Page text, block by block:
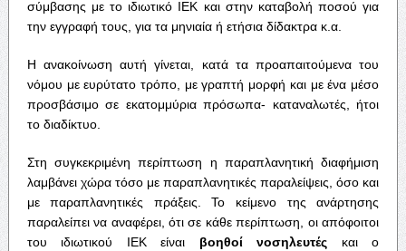
σύμβασης με το ιδιωτικό ΙΕΚ και στην καταβολή ποσού για
την εγγραφή τους, για τα μηνιαία ή ετήσια δίδακτρα κ.α.
Η ανακοίνωση αυτή γίνεται, κατά τα προαπαιτούμενα του
νόμου με ευρύτατο τρόπο, με γραπτή μορφή και με ένα μέσο
προσβάσιμο σε εκατομμύρια πρόσωπα- καταναλωτές, ήτοι
το διαδίκτυο.
Στη συγκεκριμένη περίπτωση η παραπλανητική διαφήμιση
λαμβάνει χώρα τόσο με παραπλανητικές παραλείψεις, όσο και
με παραπλανητικές πράξεις. Το κείμενο της ανάρτησης
παραλείπει να αναφέρει, ότι σε κάθε περίπτωση, οι απόφοιτοι
του ιδιωτικού ΙΕΚ είναι βοηθοί νοσηλευτές και ο